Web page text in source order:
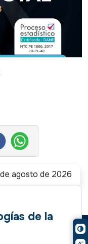
agosto de 2026
de la